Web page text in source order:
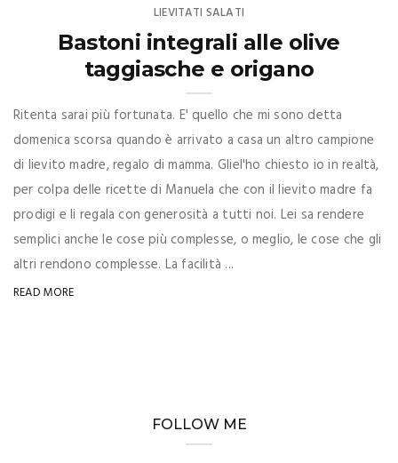
LIEVITATI SALATI
Bastoni integrali alle olive
taggiasche e origano
Ritenta sarai più fortunata. E' quello che mi sono detta
domenica scorsa quando è arrivato a casa un altro campione
di lievito madre, regalo di mamma. Gliel'ho chiesto io in realtà,
per colpa delle ricette di Manuela che con il lievito madre fa
prodigi e li regala con generosità a tutti noi. Lei sa rendere
semplici anche le cose più complesse, o meglio, le cose che gli
altri rendono complesse. La facilità ...
READ MORE
FOLLOW ME